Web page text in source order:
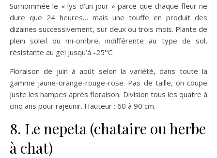
Surnommée le « lys d’un jour » parce que chaque fleur ne
dure que 24 heures… mais une touffe en produit des
dizaines successivement, sur deux ou trois mois. Plante de
plein soleil ou mi-ombre, indifférente au type de sol,
résistante au gel jusqu’à -25°C.
Floraison de juin à août selon la variété, dans toute la
gamme jaune-orange-rouge-rose. Pas de taille, on coupe
juste les hampes après floraison. Division tous les quatre à
cinq ans pour rajeunir. Hauteur : 60 à 90 cm.
8. Le nepeta (chataire ou herbe
à chat)